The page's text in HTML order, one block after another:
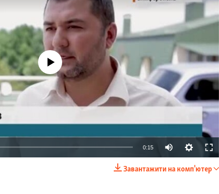
source currently available
0:15
Завантажити на комп'ютер